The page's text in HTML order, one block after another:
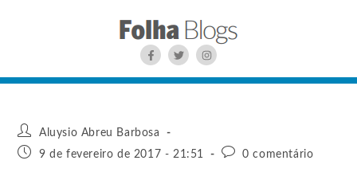
Aluysio Abreu Barbosa
9 de fevereiro de 2017 - 21:51
0 comentário